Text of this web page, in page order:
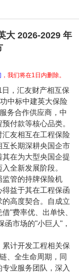
大 2026-2029 年
，我们将在1日内删除。
，汇友财产相互保
功中标中建英大保险
务合作供应商，中
付款等核心品类。
友相互在工程保险
长期深耕央国企市
在为大型央国企提
全新发展阶段。
管的持牌保险机
益于其在工程保函
高度契合。自成立
"费率优、出单快、
函市场的"小巨人"，
计开发工程相关保
、全生命周期，同
业服务团队，深入